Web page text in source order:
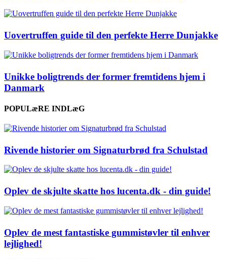
Uovertruffen guide til den perfekte Herre Dunjakke
Unikke boligtrends der former fremtidens hjem i
Danmark
POPULæRE INDLæG
Rivende historier om Signaturbrød fra Schulstad
Oplev de skjulte skatte hos lucenta.dk - din guide!
Oplev de mest fantastiske gummistøvler til enhver
lejlighed!